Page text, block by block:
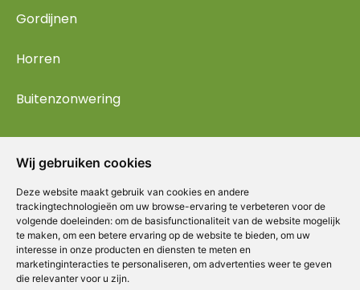
Wij gebruiken cookies
Deze website maakt gebruik van cookies en andere
trackingtechnologieën om uw browse-ervaring te verbeteren voor de
volgende doeleinden: om de basisfunctionaliteit van de website mogelijk
te maken, om een betere ervaring op de website te bieden, om uw
interesse in onze producten en diensten te meten en
marketinginteracties te personaliseren, om advertenties weer te geven
die relevanter voor u zijn.
Gordijnen
Horren
Buitenzonwering